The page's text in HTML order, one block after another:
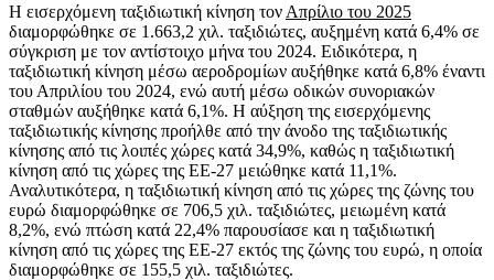
Η εισερχόμενη ταξιδιωτική κίνηση τον Απρίλιο του 2025
διαμορφώθηκε σε 1.663,2 χιλ. ταξιδιώτες, αυξημένη κατά 6,4% σε
σύγκριση με τον αντίστοιχο μήνα του 2024. Ειδικότερα, η
ταξιδιωτική κίνηση μέσω αεροδρομίων αυξήθηκε κατά 6,8% έναντι
του Απριλίου του 2024, ενώ αυτή μέσω οδικών συνοριακών
σταθμών αυξήθηκε κατά 6,1%. Η αύξηση της εισερχόμενης
ταξιδιωτικής κίνησης προήλθε από την άνοδο της ταξιδιωτικής
κίνησης από τις λοιπές χώρες κατά 34,9%, καθώς η ταξιδιωτική
κίνηση από τις χώρες της ΕΕ-27 μειώθηκε κατά 11,1%.
Αναλυτικότερα, η ταξιδιωτική κίνηση από τις χώρες της ζώνης του
ευρώ διαμορφώθηκε σε 706,5 χιλ. ταξιδιώτες, μειωμένη κατά
8,2%, ενώ πτώση κατά 22,4% παρουσίασε και η ταξιδιωτική
κίνηση από τις χώρες της ΕΕ-27 εκτός της ζώνης του ευρώ, η οποία
διαμορφώθηκε σε 155,5 χιλ. ταξιδιώτες.